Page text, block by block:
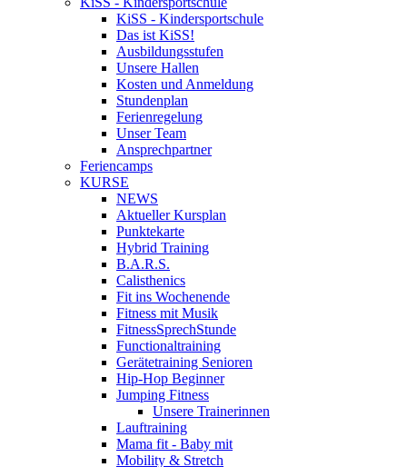
KiSS - Kindersportschule
Das ist KiSS!
Ausbildungsstufen
Unsere Hallen
Kosten und Anmeldung
Stundenplan
Ferienregelung
Unser Team
Ansprechpartner
Feriencamps
KURSE
NEWS
Aktueller Kursplan
Punktekarte
Hybrid Training
B.A.R.S.
Calisthenics
Fit ins Wochenende
Fitness mit Musik
FitnessSprechStunde
Functionaltraining
Gerätetraining Senioren
Hip-Hop Beginner
Jumping Fitness
Unsere Trainerinnen
Lauftraining
Mama fit - Baby mit
Mobility & Stretch